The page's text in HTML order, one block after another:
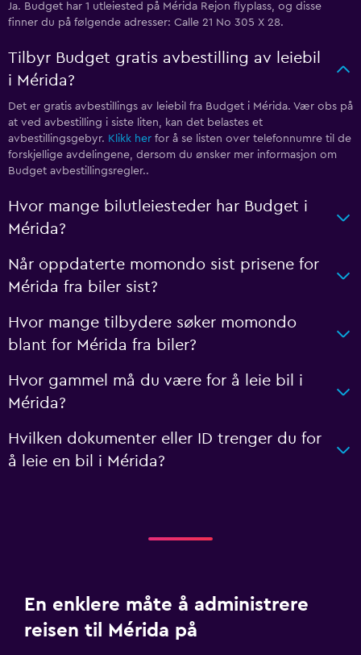
Ja. Budget har 1 utleiested på Mérida Rejon flyplass, og disse
finner du på følgende adresser: Calle 21 No 305 X 28.
Tilbyr Budget gratis avbestilling av leiebil
i Mérida?
Det er gratis avbestillings av leiebil fra Budget i Mérida. Vær obs på
at ved avbestilling i siste liten, kan det belastes et
avbestillingsgebyr. Klikk her for å se listen over telefonnumre til de
forskjellige avdelingene, dersom du ønsker mer informasjon om
Budget avbestillingsregler..
Hvor mange bilutleiesteder har Budget i
Mérida?
Når oppdaterte momondo sist prisene for
Mérida fra biler sist?
Hvor mange tilbydere søker momondo
blant for Mérida fra biler?
Hvor gammel må du være for å leie bil i
Mérida?
Hvilken dokumenter eller ID trenger du for
å leie en bil i Mérida?
En enklere måte å administrere
reisen til Mérida på